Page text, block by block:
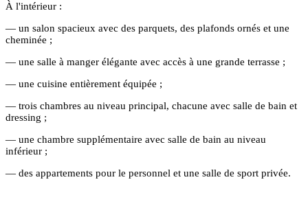
À l'intérieur :
— un salon spacieux avec des parquets, des plafonds ornés et une
cheminée ;
— une salle à manger élégante avec accès à une grande terrasse ;
— une cuisine entièrement équipée ;
— trois chambres au niveau principal, chacune avec salle de bain et
dressing ;
— une chambre supplémentaire avec salle de bain au niveau
inférieur ;
— des appartements pour le personnel et une salle de sport privée.